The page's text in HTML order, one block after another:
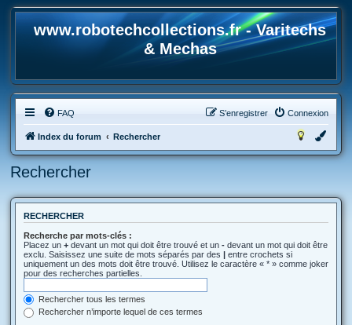
www.robotechcollections.fr - Varitechs
& Mechas
FAQ Connexion
S’enregistrer
Index du forum Rechercher
Rechercher
RECHERCHER
Recherche par mots-clés :
Placez un + devant un mot qui doit être trouvé et un - devant un mot qui doit être
exclu. Saisissez une suite de mots séparés par des | entre crochets si
uniquement un des mots doit être trouvé. Utilisez le caractère « * » comme joker
pour des recherches partielles.
Rechercher tous les termes
Rechercher n’importe lequel de ces termes